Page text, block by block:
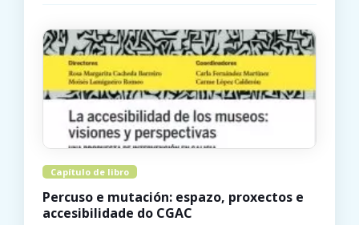
Capítulo de libro
Percuso e mutación: espazo, proxectos e
accesibilidade do CGAC